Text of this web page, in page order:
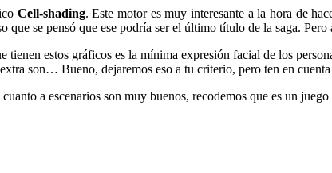
Cell-shading. Este motor es muy interesante a la hora de
que se pensó que ese podría ser el último título de la saga.
tienen estos gráficos es la mínima expresión facial de los
son… Bueno, dejaremos eso a tu criterio, pero ten en
a escenarios son muy buenos, recodemos que es un